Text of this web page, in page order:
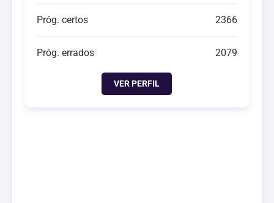
Próg. certos 2366
Próg. errados 2079
VER PERFIL